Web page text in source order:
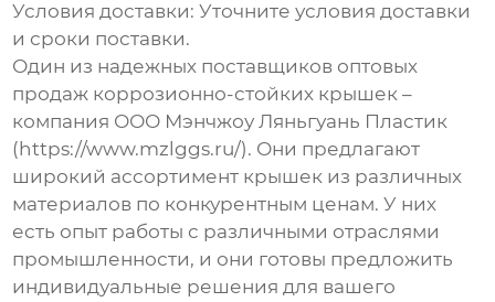
Условия доставки: Уточните условия доставки
и сроки поставки.
Один из надежных поставщиков оптовых
продаж коррозионно-стойких крышек –
компания ООО Мэнчжоу Ляньгуань Пластик
(https://www.mzlggs.ru/). Они предлагают
широкий ассортимент крышек из различных
материалов по конкурентным ценам. У них
есть опыт работы с различными отраслями
промышленности, и они готовы предложить
индивидуальные решения для вашего